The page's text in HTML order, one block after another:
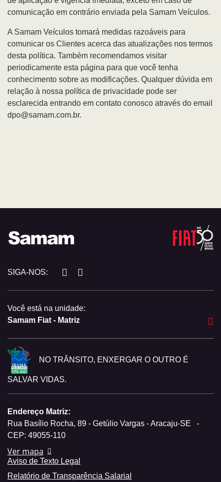
comunicação em contrário enviada pela Samam Veículos.
A Samam Veículos tomará medidas razoáveis para
comunicar os Clientes acerca das atualizações nos termos
desta política. Também recomendamos visitar
periodicamente esta página para que você tenha
conhecimento sobre as modificações. Qualquer dúvida em
relação à nossa política de privacidade pode ser
esclarecida entrando em contato conosco através do email
dpo@samam.com.br.
SIGA-NOS:
Você está na unidade:
Samam Fiat - Matriz
NO TRÂNSITO, ENXERGAR O OUTRO É
SALVAR VIDAS.
Endereço Matriz:
Rua Basílio Rocha, 89 - Getúlio Vargas - Aracaju-SE
-
CEP: 49055-110
Ver mapa
Aviso de Texto Legal
Relatório de Transparência Salarial